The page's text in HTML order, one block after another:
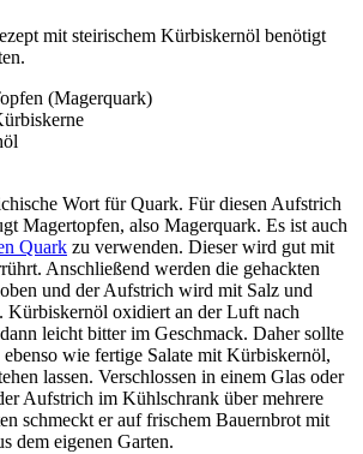
mit steirischem Kürbiskernöl benötigt
(Magerquark)
Wort für Quark. Für diesen Aufstrich
Magertopfen, also Magerquark. Es ist auch
Quark zu verwenden. Dieser wird gut mit
Anschließend werden die gehackten
und der Aufstrich wird mit Salz und
Kürbiskernöl oxidiert an der Luft nach
leicht bitter im Geschmack. Daher sollte
wie fertige Salate mit Kürbiskernöl,
lassen. Verschlossen in einem Glas oder
Aufstrich im Kühlschrank über mehrere
schmeckt er auf frischem Bauernbrot mit
dem eigenen Garten.